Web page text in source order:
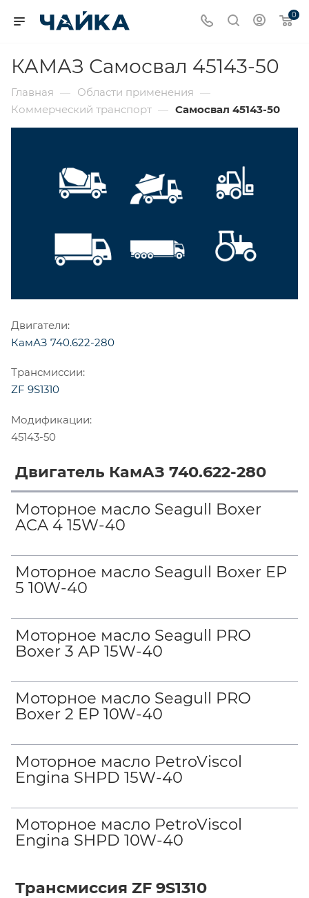
0
КАМАЗ Самосвал 45143-50
Главная — Области применения —
Коммерческий транспорт — Самосвал 45143-50
Двигатели:
КамАЗ 740.622-280
Трансмиссии:
ZF 9S1310
Модификации:
45143-50
Двигатель КамАЗ 740.622-280
Моторное масло Seagull Boxer
ACA 4 15W-40
Моторное масло Seagull Boxer EP
5 10W-40
Моторное масло Seagull PRO
Boxer 3 AP 15W-40
Моторное масло Seagull PRO
Boxer 2 EP 10W-40
Моторное масло PetroViscol
Engina SHPD 15W-40
Моторное масло PetroViscol
Engina SHPD 10W-40
Трансмиссия ZF 9S1310